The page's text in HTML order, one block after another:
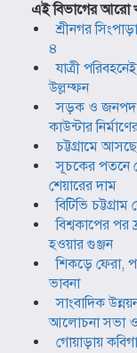
এই বিভাগের আরো
শ্রীনগর
৪
যাত্রী
উল্লম্ফন
সড়ক ও জনপদ
কাউন্টার
চট্টগ্রামে
সূচকের পতনে
শেয়ারের দাম
বিটিভি
বিশ্বকাপের পর
হওয়ার গুঞ্জন
শিকড়ে ফেরা,
ভাবনা
সাংবাদিক
আলোচনা সভা ও
গোয়াড়ায়